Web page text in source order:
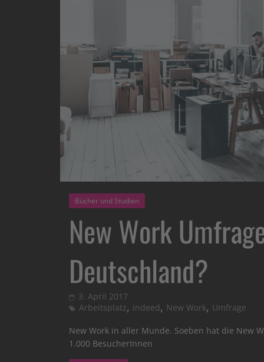
Bücher und Studien
New Work
Deutschland?
3. April 2017
Arbeitsplatz, indeed, New Work, Umfrage
New Work in aller Munde. Soeben hat die New
1.000 BesucherInnen